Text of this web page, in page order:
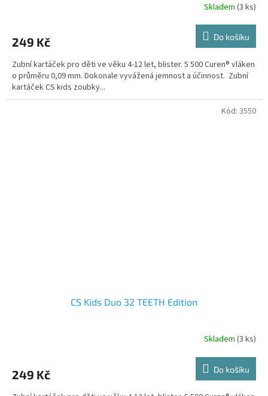
Skladem (3 ks)
249 Kč Do košíku
Zubní kartáček pro děti ve věku 4-12 let, blister. 5 500 Curen® vláken
o průměru 0,09 mm. Dokonale vyvážená jemnost a účinnost. Zubní
kartáček CS kids zoubky...
CS Kids Duo 32 TEETH Edition
Skladem (3 ks)
249 Kč Do košíku
Kód: 3550